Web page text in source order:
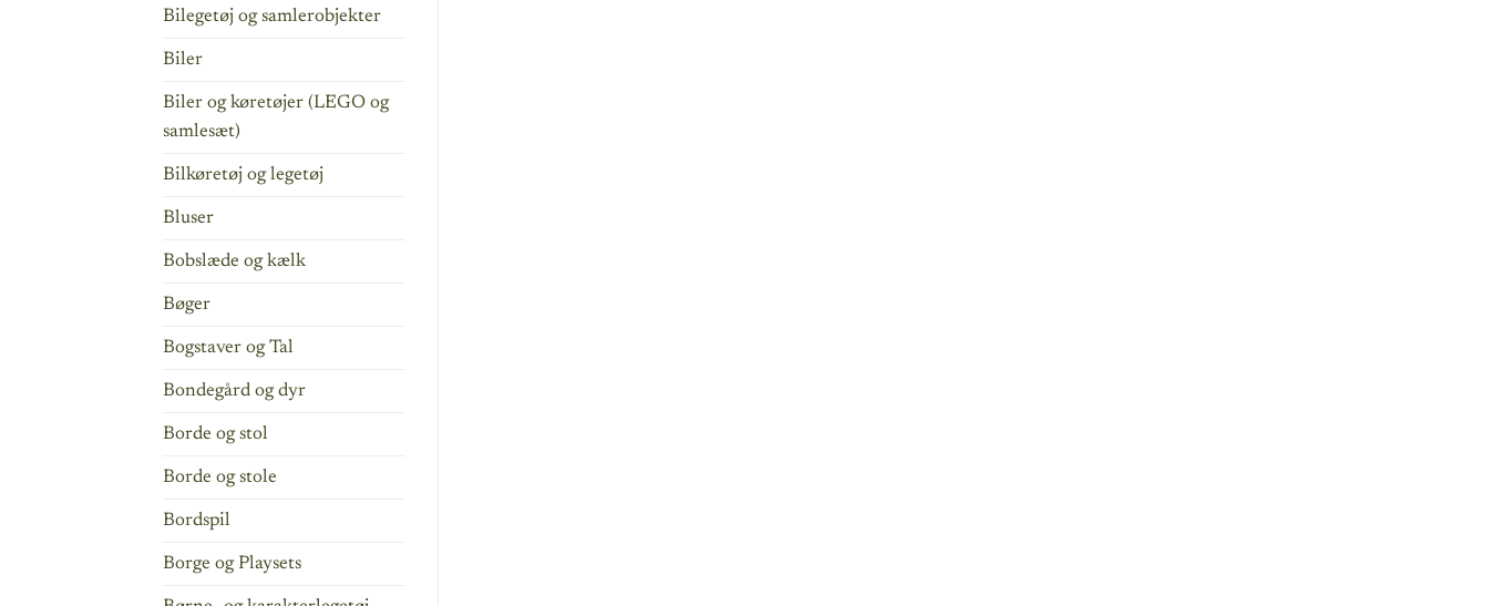
Bilegetøj og samlerobjekter
Biler
Biler og køretøjer (LEGO og
samlesæt)
Bilkøretøj og legetøj
Bluser
Bobslæde og kælk
Bøger
Bogstaver og Tal
Bondegård og dyr
Borde og stol
Borde og stole
Bordspil
Borge og Playsets